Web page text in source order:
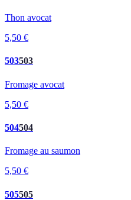
Thon avocat
5,50 €
503503
Fromage avocat
5,50 €
504504
Fromage au saumon
5,50 €
505505